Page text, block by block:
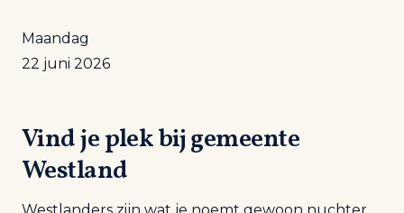
Maandag
22 juni 2026
Vind je plek bij gemeente
Westland